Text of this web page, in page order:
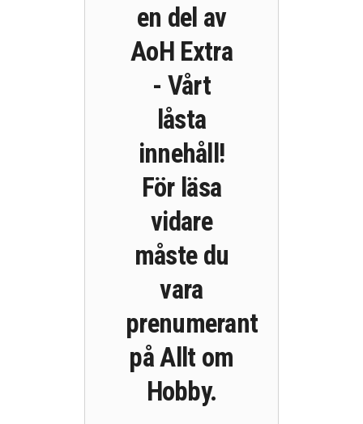
en del av
AoH Extra
- Vårt
låsta
innehåll!
För läsa
vidare
måste du
vara
prenumerant
på Allt om
Hobby.